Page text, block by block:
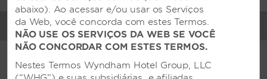
MENU
COMODIDADES
Piscina Infantil E Ao Ar
abaixo). Ao acessar e/ou usar os Serviços
da Web, você concorda com estes Termos.
NÃO USE OS SERVIÇOS DA WEB SE VOCÊ
NÃO CONCORDAR COM ESTES TERMOS.
Nestes Termos Wyndham Hotel Group, LLC